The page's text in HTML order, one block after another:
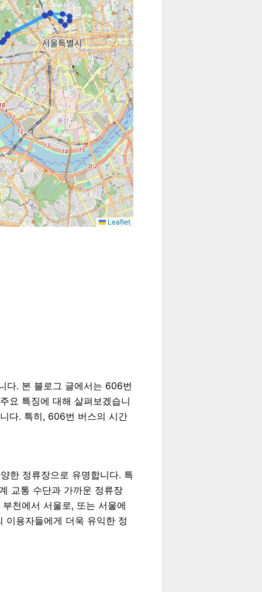
Leaflet
다. 본 블로그 글에서는 606번
요 특징에 대해 살펴보겠습니
다. 특히, 606번 버스의 시간
한 정류장으로 유명합니다. 특
교통 수단과 가까운 정류장
천에서 서울로, 또는 서울에
용자들에게 더욱 유익한 정